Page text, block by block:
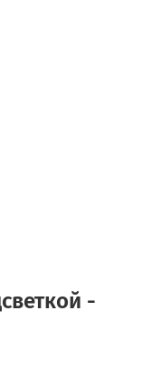
-